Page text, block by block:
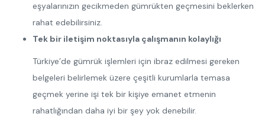
eşyalarınızın gecikmeden gümrükten geçmesini beklerken
rahat edebilirsiniz.
Tek bir iletişim noktasıyla çalışmanın kolaylığı
Türkiye’de gümrük işlemleri için ibraz edilmesi gereken
belgeleri belirlemek üzere çeşitli kurumlarla temasa
geçmek yerine işi tek bir kişiye emanet etmenin
rahatlığından daha iyi bir şey yok denebilir.